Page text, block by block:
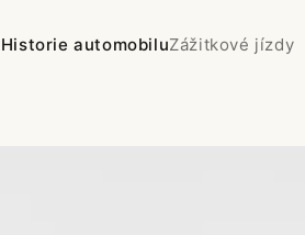
Historie automobiluZážitkové jízdy